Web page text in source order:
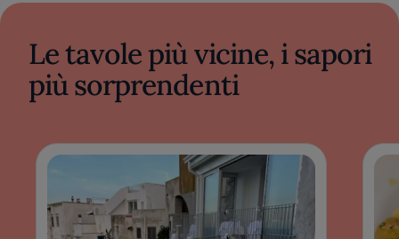
Le tavole più vicine, i sapori
più sorprendenti